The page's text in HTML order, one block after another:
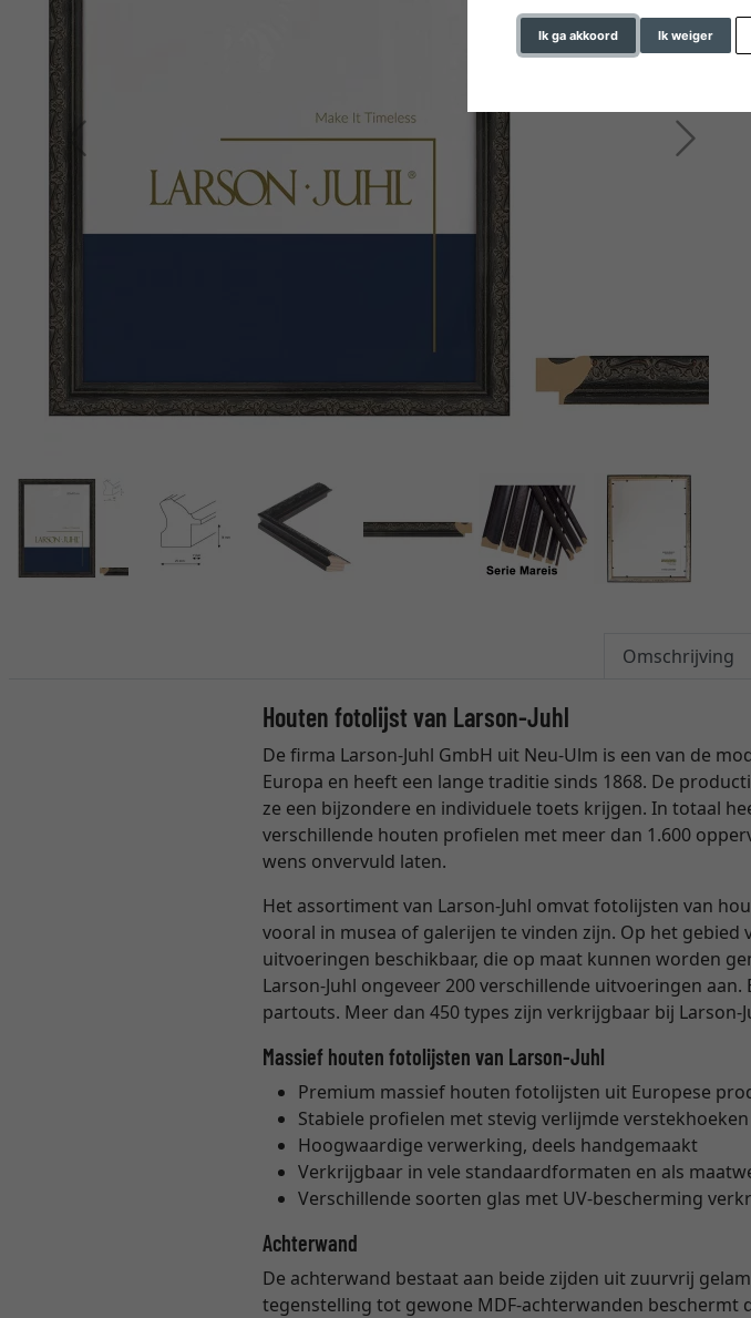
Ik ga akkoord Ik weiger
Verder
Omschrijving
Houten fotolijst van Larson-Juhl
De firma Larson-Juhl GmbH uit Neu-Ulm is een van de
Europa en heeft een lange traditie sinds 1868. De
ze een bijzondere en individuele toets krijgen. In totaal
verschillende houten profielen met meer dan 1.600
wens onvervuld laten.
Het assortiment van Larson-Juhl omvat fotolijsten van
vooral in musea of galerijen te vinden zijn. Op het
uitvoeringen beschikbaar, die op maat kunnen worden
Larson-Juhl ongeveer 200 verschillende uitvoeringen
partouts. Meer dan 450 types zijn verkrijgbaar bij Larson-
Massief houten fotolijsten van Larson-Juhl
Premium massief houten fotolijsten uit Europese
Stabiele profielen met stevig verlijmde verstekhoeken
Hoogwaardige verwerking, deels handgemaakt
Verkrijgbaar in vele standaardformaten en als
Verschillende soorten glas met UV-bescherming
Achterwand
De achterwand bestaat aan beide zijden uit zuurvrij
tegenstelling tot gewone MDF-achterwanden